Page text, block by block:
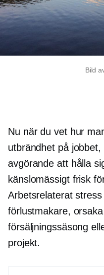
Bild
Nu när du vet hur
utbrändhet på
avgörande att hålla
känslomässigt frisk
Arbetsrelateratstress
förlustmakare,
försäljningssäsong
projekt.